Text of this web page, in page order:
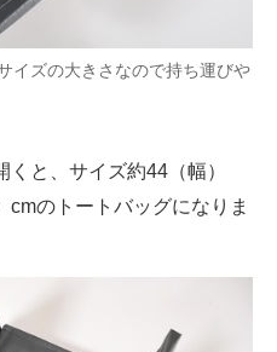
イズの大きさなので持ち運びや
と、サイズ約44（幅）
cmのトートバッグになりま